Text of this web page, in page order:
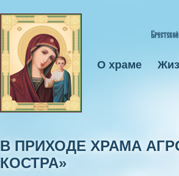
О храме
В ПРИХОДЕ ХРАМА
КОСТРА»